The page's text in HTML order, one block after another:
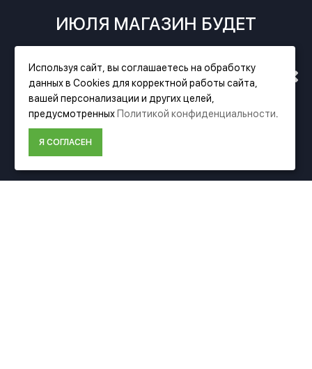
ИЮЛЯ МАГАЗИН БУДЕТ
РАБОТАТЬ ПО НОВОМУ
АДРЕСУ. ПОДРОБНАЯ
ИНФОРМАЦИЯ О ПЕРЕЕЗДЕ
ИНФОРМАЦИЯ
О компании Festool
Доставка
Используя сайт, вы соглашаетесь на обработку
данных в Cookies для корректной работы сайта,
вашей персонализации и других целей,
предусмотренных Политикой конфиденциальности
Я СОГЛАСЕН